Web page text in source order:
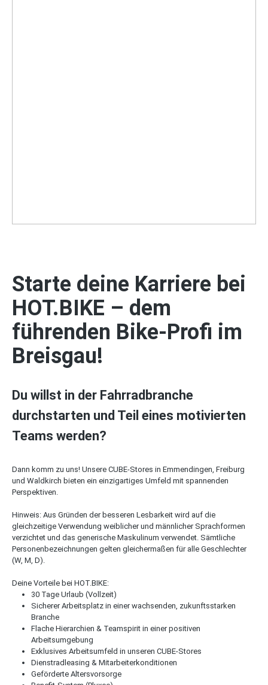
Starte deine Karriere bei
HOT.BIKE – dem
führenden Bike-Profi im
Breisgau!
Du willst in der Fahrradbranche
durchstarten und Teil eines motivierten
Teams werden?
Dann komm zu uns! Unsere CUBE-Stores in Emmendingen, Freiburg
und Waldkirch bieten ein einzigartiges Umfeld mit spannenden
Perspektiven.
Hinweis: Aus Gründen der besseren Lesbarkeit wird auf die
gleichzeitige Verwendung weiblicher und männlicher Sprachformen
verzichtet und das generische Maskulinum verwendet. Sämtliche
Personenbezeichnungen gelten gleichermaßen für alle Geschlechter
(W, M, D).
Deine Vorteile bei HOT.BIKE:
30 Tage Urlaub (Vollzeit)
Sicherer Arbeitsplatz in einer wachsenden, zukunftsstarken
Branche
Flache Hierarchien & Teamspirit in einer positiven
Arbeitsumgebung
Exklusives Arbeitsumfeld in unseren CUBE-Stores
Dienstradleasing & Mitarbeiterkonditionen
Geförderte Altersvorsorge